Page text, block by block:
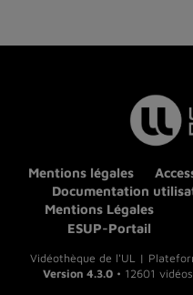
Mentions légales
Documentation
Mentions Légales
ESUP-Portail
Vidéothèque de l'UL |
Version 4.3.0 • 12601